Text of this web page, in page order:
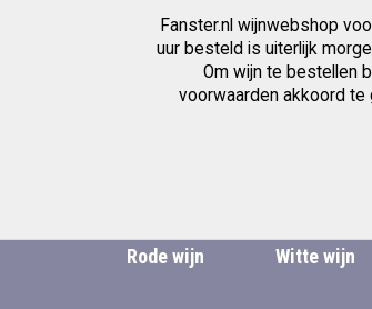
Fanster.nl wijnwebshop
uur besteld is uiterlijk
Om wijn te bestellen
voorwaarden akkoord te
Wijnwinkel voor de beste
Rode wijn Witte wijn